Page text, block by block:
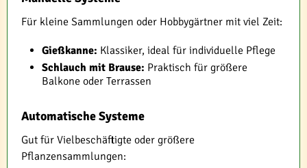
Für kleine Sammlungen oder Hobbygärtner mit viel Zeit:
Gießkanne: Klassiker, ideal für individuelle Pflege
Schlauch mit Brause: Praktisch für größere
Balkone oder Terrassen
Automatische Systeme
Gut für Vielbeschäftigte oder größere
Pflanzensammlungen: